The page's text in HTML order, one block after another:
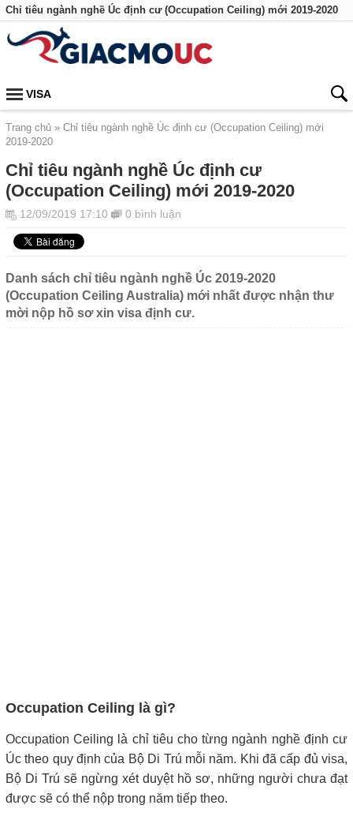
Chỉ tiêu ngành nghề Úc định cư (Occupation Ceiling) mới 2019-2020
VISA
Trang chủ
Chỉ tiêu ngành nghề Úc định cư (Occupation Ceiling) mới
2019-2020
Chỉ tiêu ngành nghề Úc định cư
(Occupation Ceiling) mới 2019-2020
12/09/2019 17:10 0 bình luận
Danh sách chỉ tiêu ngành nghề Úc 2019-2020
(Occupation Ceiling Australia) mới nhất được nhận thư
mời nộp hồ sơ xin visa định cư.
Occupation Ceiling là gì?
Occupation Ceiling là chỉ tiêu cho từng ngành nghề định cư
Úc theo quy định của Bộ Di Trú mỗi năm. Khi đã cấp đủ visa,
Bộ Di Trú sẽ ngừng xét duyệt hồ sơ, những người chưa đạt
được sẽ có thể nộp trong năm tiếp theo.